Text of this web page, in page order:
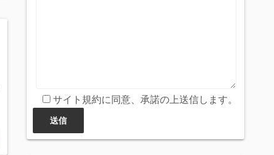
サイト規約に同意、承諾の上送信します。